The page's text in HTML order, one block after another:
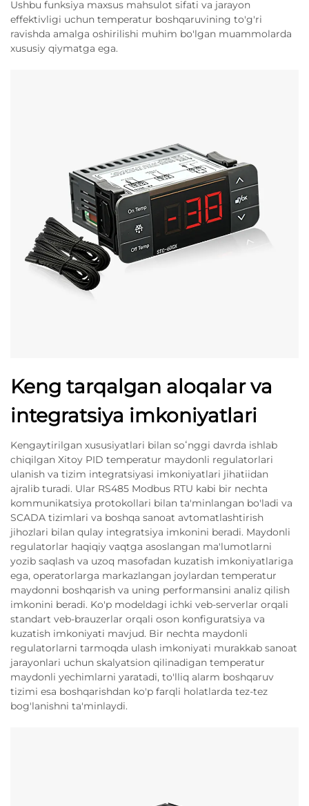
Ushbu funksiya maxsus mahsulot sifati va jarayon
effektivligi uchun temperatur boshqaruvining to'g'ri
ravishda amalga oshirilishi muhim bo'lgan muammolarda
xususiy qiymatga ega.
Keng tarqalgan aloqalar va
integratsiya imkoniyatlari
Kengaytirilgan xususiyatlari bilan soʻnggi davrda ishlab
chiqilgan Xitoy PID temperatur maydonli regulatorlari
ulanish va tizim integratsiyasi imkoniyatlari jihatiidan
ajralib turadi. Ular RS485 Modbus RTU kabi bir nechta
kommunikatsiya protokollari bilan ta'minlangan bo'ladi va
SCADA tizimlari va boshqa sanoat avtomatlashtirish
jihozlari bilan qulay integratsiya imkonini beradi. Maydonli
regulatorlar haqiqiy vaqtga asoslangan ma'lumotlarni
yozib saqlash va uzoq masofadan kuzatish imkoniyatlariga
ega, operatorlarga markazlangan joylardan temperatur
maydonni boshqarish va uning performansini analiz qilish
imkonini beradi. Ko'p modeldagi ichki veb-serverlar orqali
standart veb-brauzerlar orqali oson konfiguratsiya va
kuzatish imkoniyati mavjud. Bir nechta maydonli
regulatorlarni tarmoqda ulash imkoniyati murakkab sanoat
jarayonlari uchun skalyatsion qilinadigan temperatur
maydonli yechimlarni yaratadi, to'lliq alarm boshqaruv
tizimi esa boshqarishdan ko'p farqli holatlarda tez-tez
bog'lanishni ta'minlaydi.